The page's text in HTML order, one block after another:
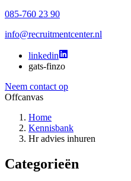
085-760 23 90
info@recruitmentcenter.nl
linkedin
gats-finzo
Neem contact op
Offcanvas
Home
Kennisbank
Hr advies inhuren
Categorieën